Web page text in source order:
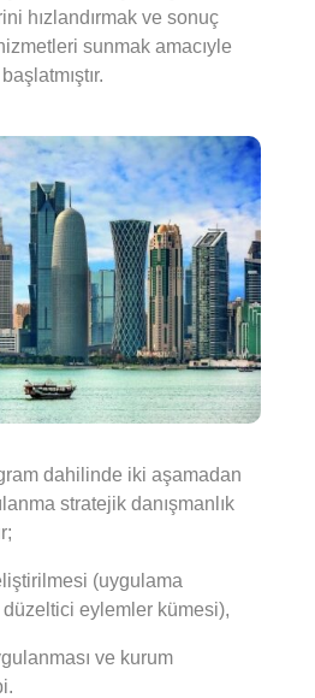
hızlandırmak ve sonuç
sunmak amacıyle
dahilinde iki aşamadan
stratejik danışmanlık
(uygulama
eylemler kümesi),
ve kurum